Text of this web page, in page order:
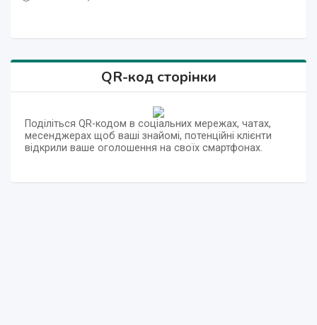
QR-код сторінки
Поділіться QR-кодом в соціальних мережах, чатах,
месенджерах щоб ваші знайомі, потенційні клієнти
відкрили ваше оголошення на своїх смартфонах.